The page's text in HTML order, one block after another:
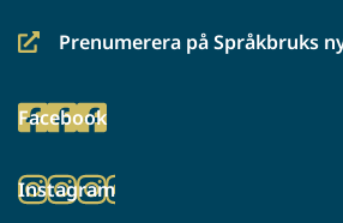
Prenumerera på Språkbruks
(siirryt
palveluun)
Facebook
(siirryt
palveluun)
Instagram
(siirryt